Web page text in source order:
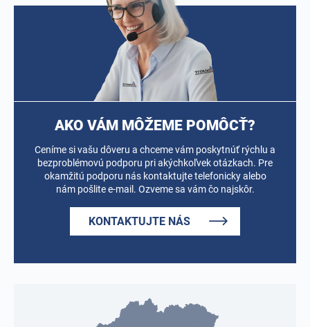
AKO VÁM MÔŽEME POMÔCŤ?
Ceníme si vašu dôveru a chceme vám poskytnúť rýchlu a
bezproblémovú podporu pri akýchkoľvek otázkach. Pre
okamžitú podporu nás kontaktujte telefonicky alebo
nám pošlite e-mail. Ozveme sa vám čo najskôr.
KONTAKTUJTE NÁS